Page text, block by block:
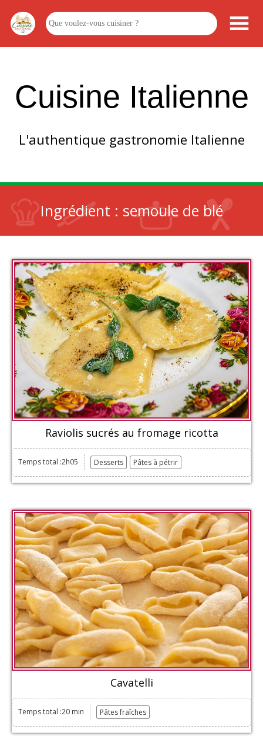
Cuisine Italienne
L'authentique gastronomie Italienne
Ingrédient : semoule de blé
Raviolis sucrés au fromage ricotta
Temps total :2h05 Desserts Pâtes à pétrir
Cavatelli
Temps total :20 min Pâtes fraîches